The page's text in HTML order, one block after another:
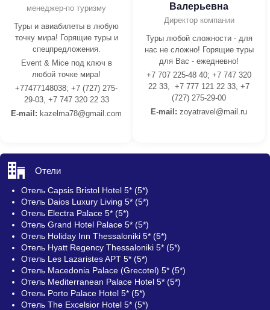
менеджер-по туризму
Туры и авиабилеты в любую
точку мира! Горящие туры и
спецпредложения.
Event & Mice под ключ в
любой точке мира!
+77477148038; +7 (727) 275-
29-03, +7 747 320 22 33
E-mail: kazelma78@gmail.com
Валерьевна
Директор компании
Туры любой сложности - для
нас не сложно! Горящие туры
для Вас - ежедневно!
+7 707 225-48 40; +7 747 320
22 33, +7 777 121 22 33, +7
(727) 275-29-00
E-mail: zoyatravel@mail.ru
Отели
Отель Capsis Bristol Hotel 5* (5*)
Отель Daios Luxury Living 5* (5*)
Отель Electra Palace 5* (5*)
Отель Grand Hotel Palace 5* (5*)
Отель Holiday Inn Thessaloniki 5* (5*)
Отель Hyatt Regency Thessaloniki 5* (5*)
Отель Les Lazaristes APT 5* (5*)
Отель Macedonia Palace (Grecotel) 5* (5*)
Отель Mediterranean Palace Hotel 5* (5*)
Отель Porto Palace Hotel 5* (5*)
Отель The Excelsior Hotel 5* (5*)